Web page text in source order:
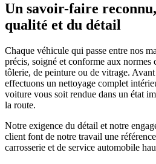
Un savoir-faire
qualité et du détail
Chaque véhicule qui passe entre nos
précis, soigné et conforme aux normes
tôlerie, de peinture ou de vitrage.
effectuons un nettoyage complet
voiture vous soit rendue dans un état
la route.
Notre exigence du détail et notre
client font de notre travail une
carrosserie et de service automobile